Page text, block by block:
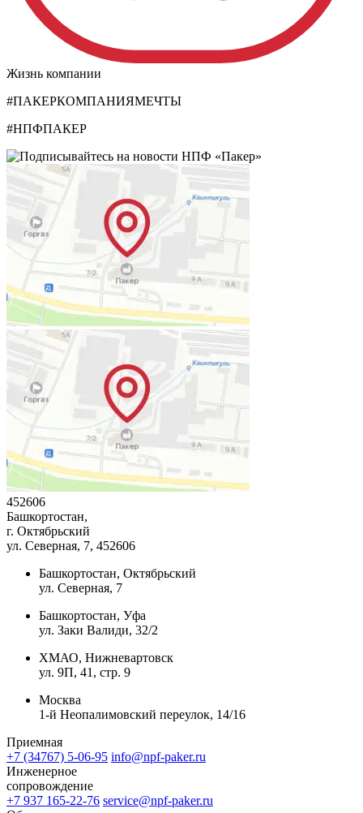
Жизнь компании
#ПАКЕРКОМПАНИЯМЕЧТЫ
#НПФПАКЕР
452606
Башкортостан,
г. Октябрьский
ул. Северная, 7, 452606
Башкортостан, Октябрьский
ул. Северная, 7
Башкортостан, Уфа
ул. Заки Валиди, 32/2
ХМАО, Нижневартовск
ул. 9П, 41, стр. 9
Москва
1-й Неопалимовский переулок, 14/16
Приемная
+7 (34767) 5-06-95 info@npf-paker.ru
Инженерное
сопровождение
+7 937 165-22-76 service@npf-paker.ru